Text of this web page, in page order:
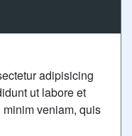
adipisicing
ut labore et
veniam, quis